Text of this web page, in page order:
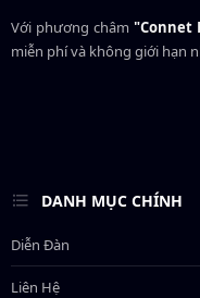
Với phương châm"Connet
miễn phí và không giới hạn
DANH MỤC CHÍNH
Diễn Đàn
Liên Hệ